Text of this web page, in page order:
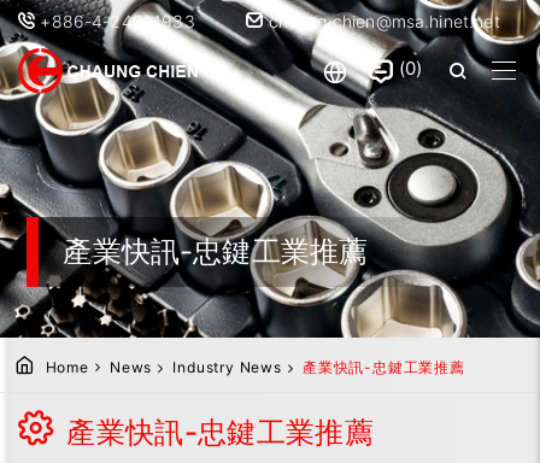
+886-4-24914933 chaung.chien@msa.hinet.net
0
產業快訊-忠鍵工業推薦
Home News Industry News 產業快訊-忠鍵工業推薦
產業快訊-忠鍵工業推薦